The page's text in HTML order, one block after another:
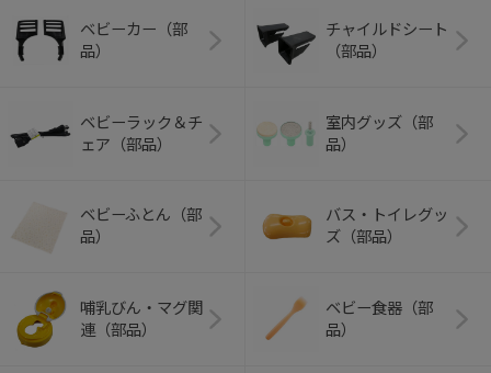
ベビーカー（部
品）
チャイルドシート
（部品）
ベビーラック＆チ
ェア（部品）
室内グッズ（部
品）
ベビーふとん（部
品）
バス・トイレグッ
ズ（部品）
哺乳びん・マグ関
連（部品）
ベビー食器（部
品）